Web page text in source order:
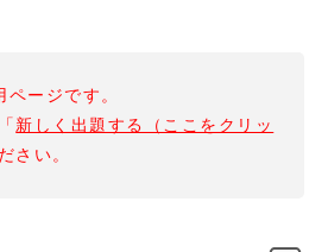
ージです。
新しく出題する（ここをクリッ
さい。